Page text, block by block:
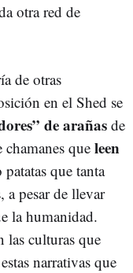
otra red de
de otras
en el Shed se
de arañas de
queleen
que tanta
a pesar de llevar
la humanidad.
las culturas que
narrativas que